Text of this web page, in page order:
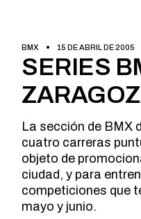
BMX 15 DE ABRIL DE 2005
SERIES
La sección de BMX
cuatro carreras
objeto de
ciudad, y para
competiciones que
mayo y junio.